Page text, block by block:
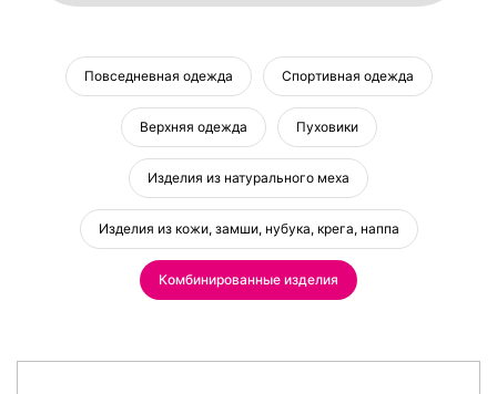
Повседневная одежда Спортивная одежда
Верхняя одежда Пуховики
Изделия из натурального меха
Изделия из кожи, замши, нубука, крега, наппа
Комбинированные изделия